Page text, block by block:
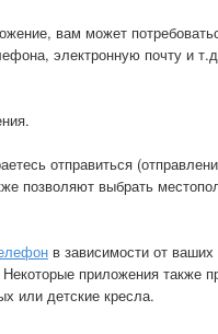
вам может
электронную почту и
отправиться
позволяют выбрать
в зависимости от
приложения также
или детские кресла.